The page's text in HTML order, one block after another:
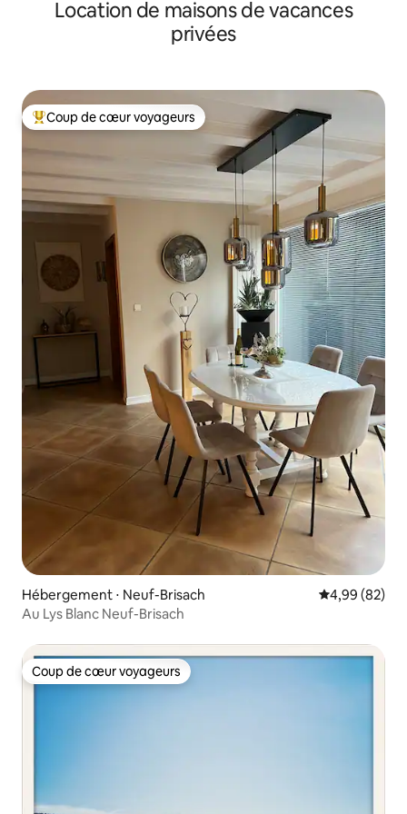
Location de maisons de vacances
privées
Coups de cœur voyageurs les plus appréciés
Coup de cœur voyageurs
Hébergement ⋅ Neuf-Brisach Évaluation
4,99 (82)
Au Lys Blanc Neuf-Brisach
Coup de cœur voyageurs
Coup de cœur voyageurs